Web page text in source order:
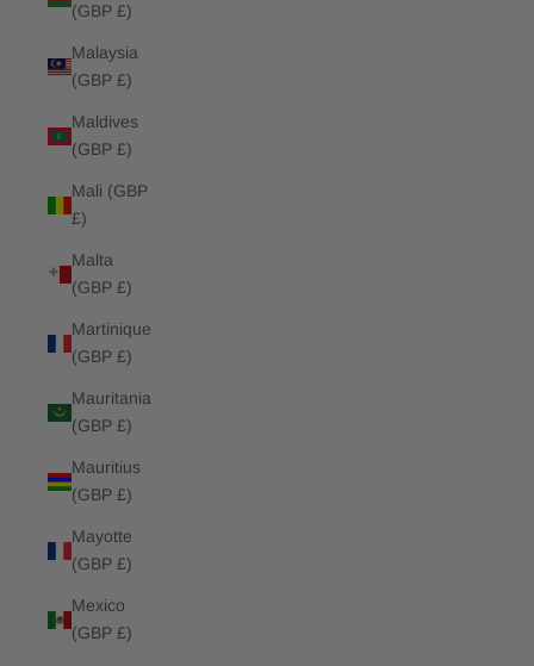
(GBP £)
Malaysia
(GBP £)
Maldives
(GBP £)
Mali (GBP
£)
Malta
(GBP £)
Martinique
(GBP £)
Mauritania
(GBP £)
Mauritius
(GBP £)
Mayotte
(GBP £)
Mexico
(GBP £)